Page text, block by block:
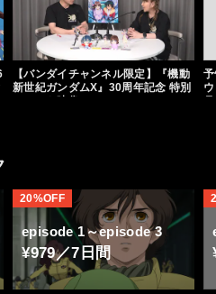
【バンダイチャンネル限定】『機動
新世紀ガンダムX』30周年記念 特別
episode 1～episode 3
¥979／7日間
20%OFF